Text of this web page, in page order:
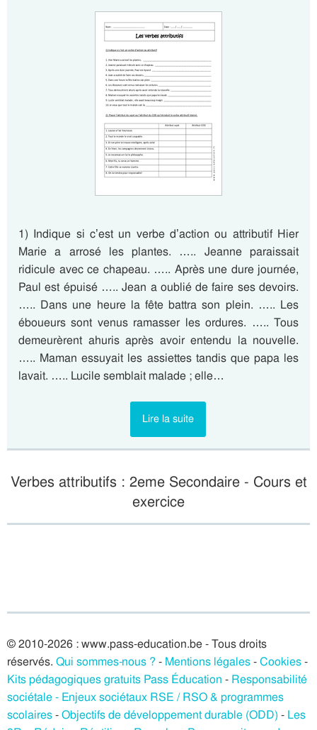
1) Indique si c’est un verbe d’action ou attributif Hier
Marie a arrosé les plantes. ….. Jeanne paraissait
ridicule avec ce chapeau. ….. Après une dure journée,
Paul est épuisé ….. Jean a oublié de faire ses devoirs.
….. Dans une heure la fête battra son plein. ….. Les
éboueurs sont venus ramasser les ordures. ….. Tous
demeurèrent ahuris après avoir entendu la nouvelle.
….. Maman essuyait les assiettes tandis que papa les
lavait. ….. Lucile semblait malade ; elle…
Lire la suite
Verbes attributifs : 2eme Secondaire - Cours et
exercice
© 2010-2026 : www.pass-education.be - Tous droits
réservés. Qui sommes-nous ? - Mentions légales-Cookies-
Kits pédagogiques gratuits Pass Éducation - Responsabilité
sociétale - Enjeux sociétaux RSE / RSO & programmes
scolaires-Objectifs de développement durable (ODD) - Les